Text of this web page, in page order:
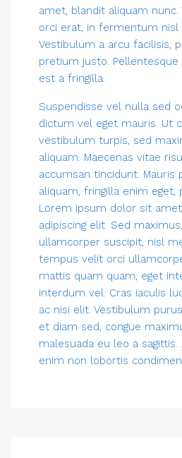
amet, blandit aliquam nunc.
orci erat, in fermentum nisl
Vestibulum a arcu facilisis,
pretium justo.
est a fringilla.
Suspendisse vel nulla sed
dictum vel eget mauris. Ut
vestibulum turpis, sed
aliquam. Maecenas vitae
accumsan tincidunt. Mauris
aliquam, fringilla enim eget,
Lorem ipsum dolor sit
adipiscing elit. Sed
ullamcorper suscipit, nisl
tempus velit orci
mattis quam quam, eget
interdum vel. Cras iaculis
ac nisi elit. Vestibulum
et diam sed, congue
malesuada eu leo a
enim non lobortis